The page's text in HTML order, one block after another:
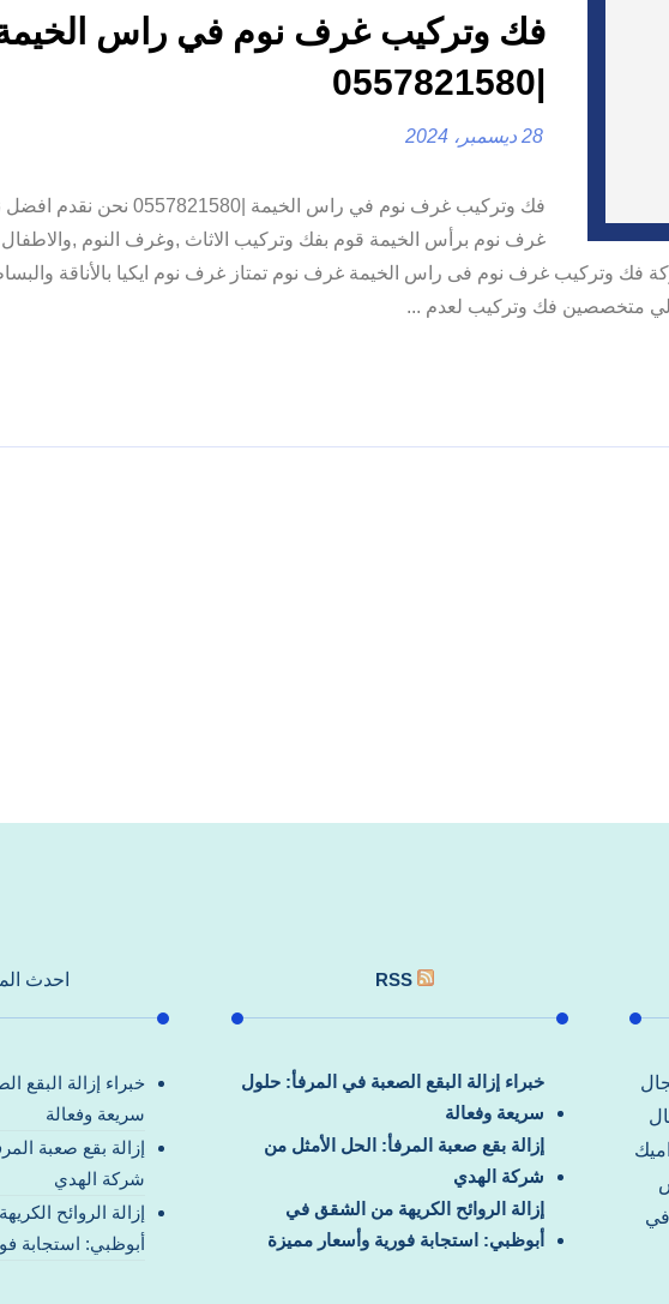
فك وتركيب غرف نوم في راس
|0557821580
28 ديسمبر، 2024
فك وتركيب غرف نوم في راس الخيمة
غرف نوم برأس الخيمة قوم بفك وتركيب الاثاث ,وغرف النوم
وتركيب غرف نوم فى راس الخيمة غرف نوم تمتاز غرف نوم ايكيا بالأناقة
إلي متخصصين فك وتركيب لعدم ...
في
RSS
خبراء إزالة البقع الصعبة في المرفأ: حلول
سريعة وفعالة
إزالة بقع صعبة المرفأ: الحل الأمثل من
شركة الهدي
إزالة الروائح الكريهة من الشقق في
أبوظبي: استجابة فورية وأسعار مميزة
احدث
خبراء إزالة البقع
سريعة وفعالة
إزالة بقع صعبة
شركة الهدي
إزالة الروائح
أبوظبي: استجابة